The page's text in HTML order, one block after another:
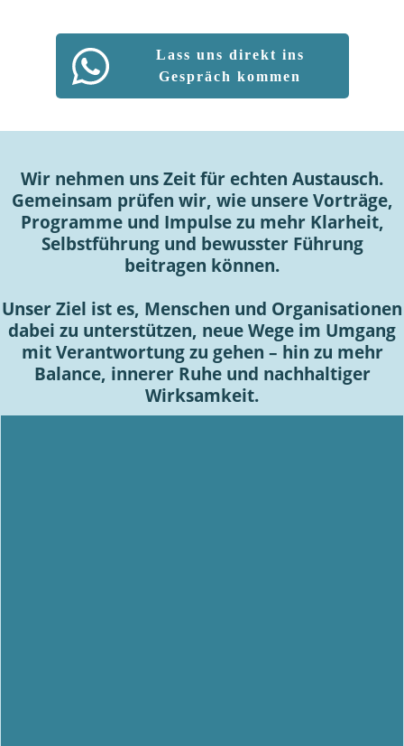
Lass uns direkt ins
Gespräch kommen
Wir nehmen uns Zeit für echten Austausch.
Gemeinsam prüfen wir, wie unsere Vorträge,
Programme und Impulse zu mehr Klarheit,
Selbstführung und bewusster Führung
beitragen können.
Unser Ziel ist es, Menschen und Organisationen
dabei zu unterstützen, neue Wege im Umgang
mit Verantwortung zu gehen – hin zu mehr
Balance, innerer Ruhe und nachhaltiger
Wirksamkeit.